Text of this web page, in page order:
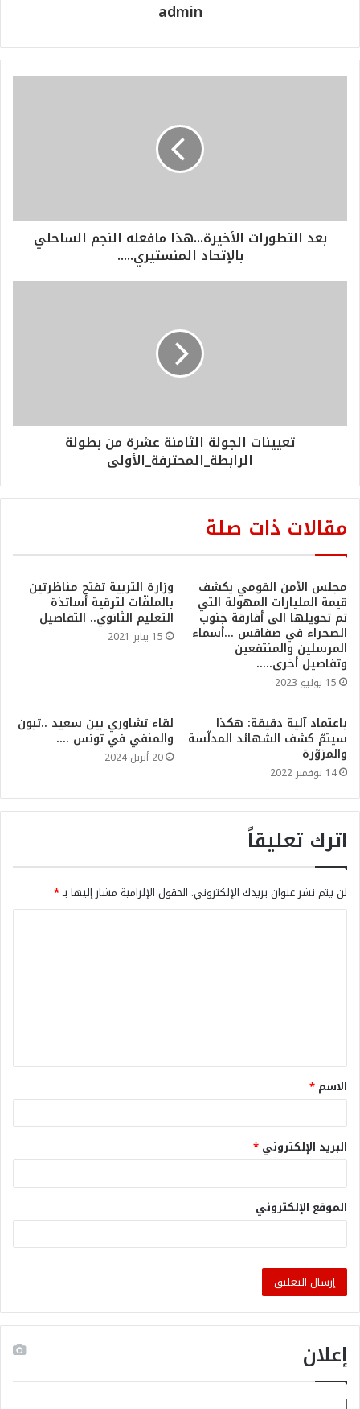
admin
بعد التطورات الأخيرة...هذا مافعله النجم الساحلي
بالإتحاد المنستيري.....
تعيينات الجولة الثامنة عشرة من بطولة
الرابطة_المحترفة_الأولى
مقالات ذات صلة
مجلس الأمن القومي يكشف
قيمة المليارات المهولة التي
تم تحويلها الى أفارقة جنوب
الصحراء في صفاقس …أسماء
المرسلين والمنتفعين
وتفاصيل أخرى…..
15 يوليو 2023
وزارة التربية تفتح مناظرتين
بالملفّات لترقية أساتذة
التعليم الثانوي.. التفاصيل
15 يناير 2021
باعتماد آلية دقيقة: هكذا
سيتمّ كشف الشهائد المدلّسة
والمزوّرة
14 نوفمبر 2022
لقاء تشاوري بين سعيد ..تبون
والمنفي في تونس ….
20 أبريل 2024
اترك تعليقاً
لن يتم نشر عنوان بريدك الإلكتروني. الحقول الإلزامية مشار إليها بـ*
الاسم *
البريد الإلكتروني *
الموقع الإلكتروني
إعلان